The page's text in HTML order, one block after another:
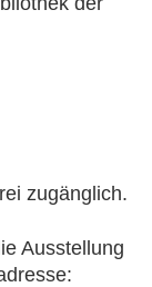
zugänglich.
Ausstellung